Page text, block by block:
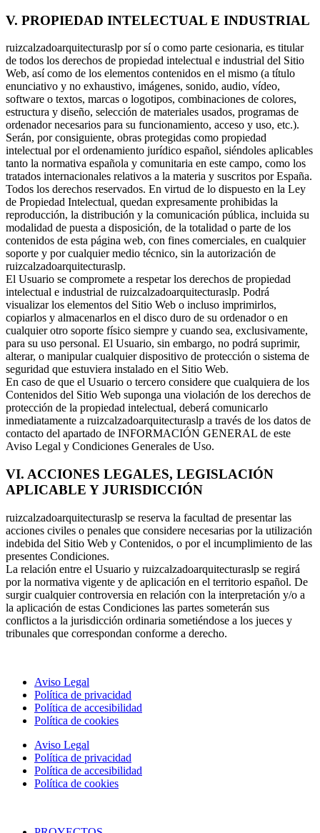
V. PROPIEDAD INTELECTUAL E INDUSTRIAL
ruizcalzadoarquitecturaslp por sí o como parte cesionaria, es titular
de todos los derechos de propiedad intelectual e industrial del Sitio
Web, así como de los elementos contenidos en el mismo (a título
enunciativo y no exhaustivo, imágenes, sonido, audio, vídeo,
software o textos, marcas o logotipos, combinaciones de colores,
estructura y diseño, selección de materiales usados, programas de
ordenador necesarios para su funcionamiento, acceso y uso, etc.).
Serán, por consiguiente, obras protegidas como propiedad
intelectual por el ordenamiento jurídico español, siéndoles aplicables
tanto la normativa española y comunitaria en este campo, como los
tratados internacionales relativos a la materia y suscritos por España.
Todos los derechos reservados. En virtud de lo dispuesto en la Ley
de Propiedad Intelectual, quedan expresamente prohibidas la
reproducción, la distribución y la comunicación pública, incluida su
modalidad de puesta a disposición, de la totalidad o parte de los
contenidos de esta página web, con fines comerciales, en cualquier
soporte y por cualquier medio técnico, sin la autorización de
ruizcalzadoarquitecturaslp.
El Usuario se compromete a respetar los derechos de propiedad
intelectual e industrial de ruizcalzadoarquitecturaslp. Podrá
visualizar los elementos del Sitio Web o incluso imprimirlos,
copiarlos y almacenarlos en el disco duro de su ordenador o en
cualquier otro soporte físico siempre y cuando sea, exclusivamente,
para su uso personal. El Usuario, sin embargo, no podrá suprimir,
alterar, o manipular cualquier dispositivo de protección o sistema de
seguridad que estuviera instalado en el Sitio Web.
En caso de que el Usuario o tercero considere que cualquiera de los
Contenidos del Sitio Web suponga una violación de los derechos de
protección de la propiedad intelectual, deberá comunicarlo
inmediatamente a ruizcalzadoarquitecturaslp a través de los datos de
contacto del apartado de INFORMACIÓN GENERAL de este
Aviso Legal y Condiciones Generales de Uso.
VI. ACCIONES LEGALES, LEGISLACIÓN
APLICABLE Y JURISDICCIÓN
ruizcalzadoarquitecturaslp se reserva la facultad de presentar las
acciones civiles o penales que considere necesarias por la utilización
indebida del Sitio Web y Contenidos, o por el incumplimiento de las
presentes Condiciones.
La relación entre el Usuario y ruizcalzadoarquitecturaslp se regirá
por la normativa vigente y de aplicación en el territorio español. De
surgir cualquier controversia en relación con la interpretación y/o a
la aplicación de estas Condiciones las partes someterán sus
conflictos a la jurisdicción ordinaria sometiéndose a los jueces y
tribunales que correspondan conforme a derecho.
Aviso Legal
Política de privacidad
Política de accesibilidad
Política de cookies
Aviso Legal
Política de privacidad
Política de accesibilidad
Política de cookies